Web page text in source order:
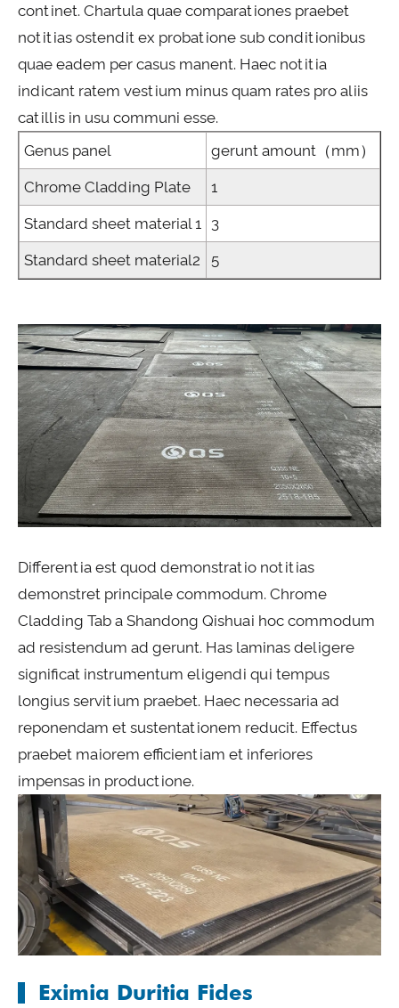
continet. Chartula quae comparationes praebet
notitias ostendit ex probatione sub conditionibus
quae eadem per casus manent. Haec notitia
indicant ratem vestium minus quam rates pro aliis
catillis in usu communi esse.
Genus panel
gerunt amount（mm）
Chrome Cladding Plate 1
Standard sheet material 1 3
Standard sheet material2 5
Differentia est quod demonstratio notitias
demonstret principale commodum. Chrome
Cladding Tab a Shandong Qishuai hoc commodum
ad resistendum ad gerunt. Has laminas deligere
significat instrumentum eligendi qui tempus
longius servitium praebet. Haec necessaria ad
reponendam et sustentationem reducit. Effectus
praebet maiorem efficientiam et inferiores
impensas in productione.
Eximia Duritia Fides